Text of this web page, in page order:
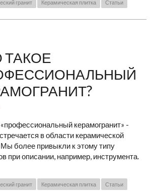
гранит Керамическая плитка Статьи
ТАКОЕ
керамогранит» -
в области керамической
Мы более привыкли к этому типу
при описании, например, инструмента.
гранит Керамическая плитка Статьи